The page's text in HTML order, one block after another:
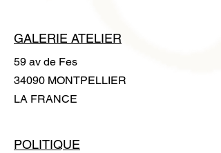
GALERIE ATELIER
59 av de Fes
34090 MONTPELLIER
LA FRANCE
POLITIQUE